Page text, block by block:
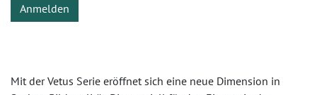
Anmelden
Mit der Vetus Serie eröffnet sich eine neue Dimension in